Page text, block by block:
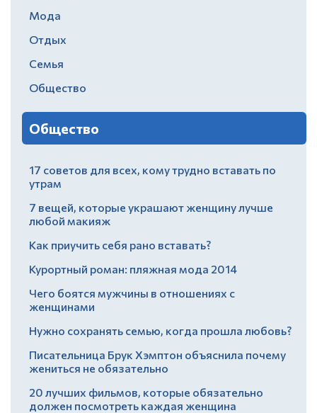
Мода
Отдых
Семья
Общество
Общество
17 советов для всех, кому трудно вставать по
утрам
7 вещей, которые украшают женщину лучше
любой макияж
Как приучить себя рано вставать?
Курортный роман: пляжная мода 2014
Чего боятся мужчины в отношениях с
женщинами
Нужно сохранять семью, когда прошла любовь?
Писательница Брук Хэмптон объяснила почему
жениться не обязательно
20 лучших фильмов, которые обязательно
должен посмотреть каждая женщина